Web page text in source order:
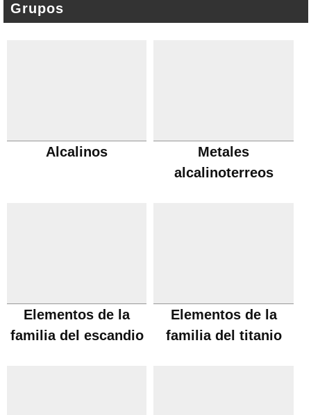
Grupos
Alcalinos
Metales
alcalinoterreos
Elementos de la
familia del escandio
Elementos de la
familia del titanio